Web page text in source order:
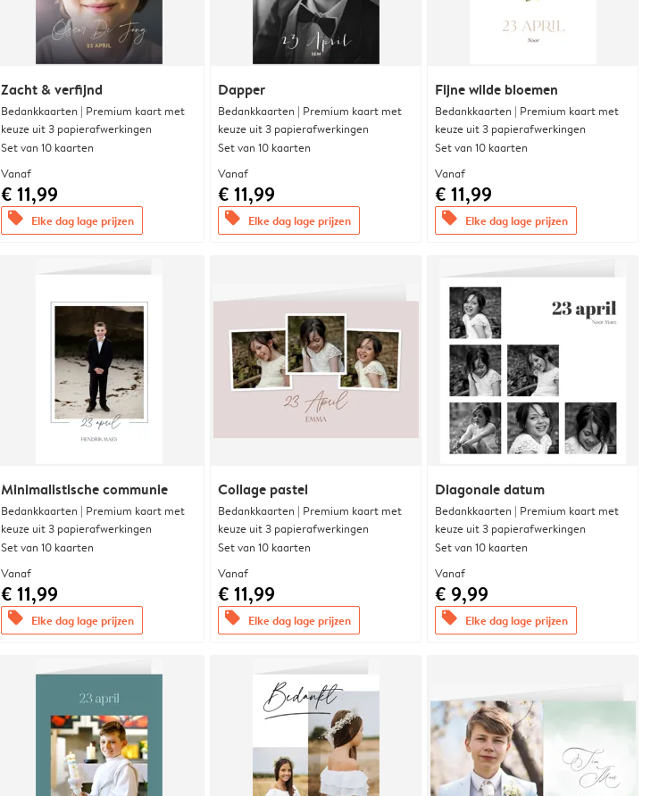
Zacht & verfijnd
Bedankkaarten | Premium kaart met
keuze uit 3 papierafwerkingen
Set van 10 kaarten
Vanaf
€ 11,99
offers Elke dag lage prijzen
Dapper
Bedankkaarten | Premium kaart met
keuze uit 3 papierafwerkingen
Set van 10 kaarten
Vanaf
€ 11,99
offers Elke dag lage prijzen
Fijne wilde bloemen
Bedankkaarten | Premium kaart met
keuze uit 3 papierafwerkingen
Set van 10 kaarten
Vanaf
€ 11,99
offers Elke dag lage prijzen
Minimalistische communie
Bedankkaarten | Premium kaart met
keuze uit 3 papierafwerkingen
Set van 10 kaarten
Vanaf
€ 11,99
offers Elke dag lage prijzen
Collage pastel
Bedankkaarten | Premium kaart met
keuze uit 3 papierafwerkingen
Set van 10 kaarten
Vanaf
€ 11,99
offers Elke dag lage prijzen
Diagonale datum
Bedankkaarten | Premium kaart met
keuze uit 3 papierafwerkingen
Set van 10 kaarten
Vanaf
€ 9,99
offers Elke dag lage prijzen